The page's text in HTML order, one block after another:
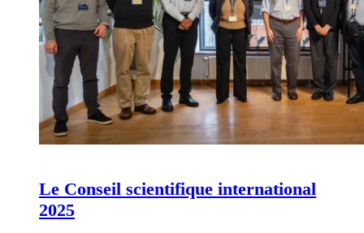
Le Conseil scientifique international
2025